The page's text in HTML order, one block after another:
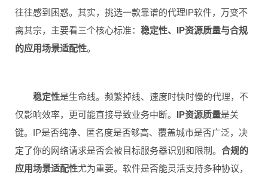
往往感到困惑。其实，挑选一款靠谱的代理IP软件，万变不
离其宗，主要看三个核心标准： 稳定性、IP资源质量与合规
的应用场景适配性。
稳定性是生命线。频繁掉线、速度时快时慢的代理，不
仅影响效率，更可能直接导致业务中断。 IP资源质量是关
键。IP是否纯净、匿名度是否够高、覆盖城市是否广泛，决
定了你的网络请求是否会被目标服务器识别和限制。 合规的
应用场景适配性尤为重要。软件是否能灵活支持多种协议，